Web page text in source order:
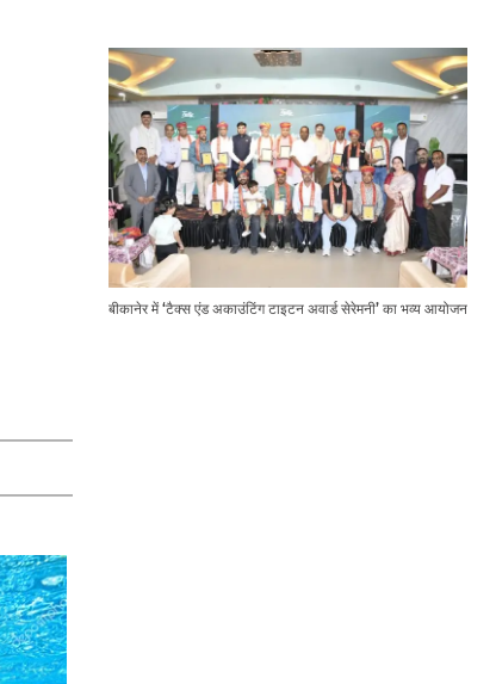
बीकानेर में ‘टैक्स एंड अकाउंटिंग टाइटन अवार्ड सेरेमनी’ का भव्य आयोजन